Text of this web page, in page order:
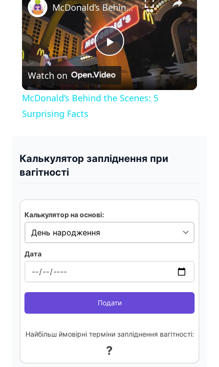
P
l
i
e
o
McDonald’s Behind the Scenes: 5 Surprising Facts
Watch on
McDonald’s Behind the Scenes: 5
Surprising Facts
Калькулятор запліднення при
вагітності
Калькулятор на основі:
Дата
Подати
Найбільш ймовірні терміни запліднення вагітності:
?